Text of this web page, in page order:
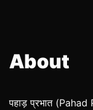
About
पहाड़ प्रभात (Pahad